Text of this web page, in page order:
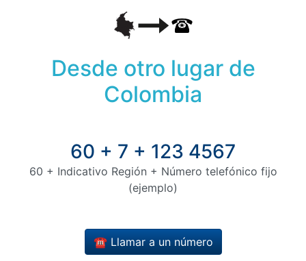
Desde otro lugar de
Colombia
60 + 7 + 123 4567
60 + Indicativo Región + Número telefónico fijo
(ejemplo)
☎️ Llamar a un número